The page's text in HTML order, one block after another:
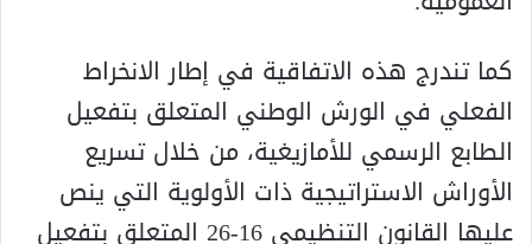
كما تندرج هذه الاتفاقية في إطار الانخراط
الفعلي في الورش الوطني المتعلق بتفعيل
الطابع الرسمي للأمازيغية، من خلال تسريع
الأوراش الاستراتيجية ذات الأولوية التي ينص
عليها القانون التنظيمي 16-26 المتعلق بتفعيل